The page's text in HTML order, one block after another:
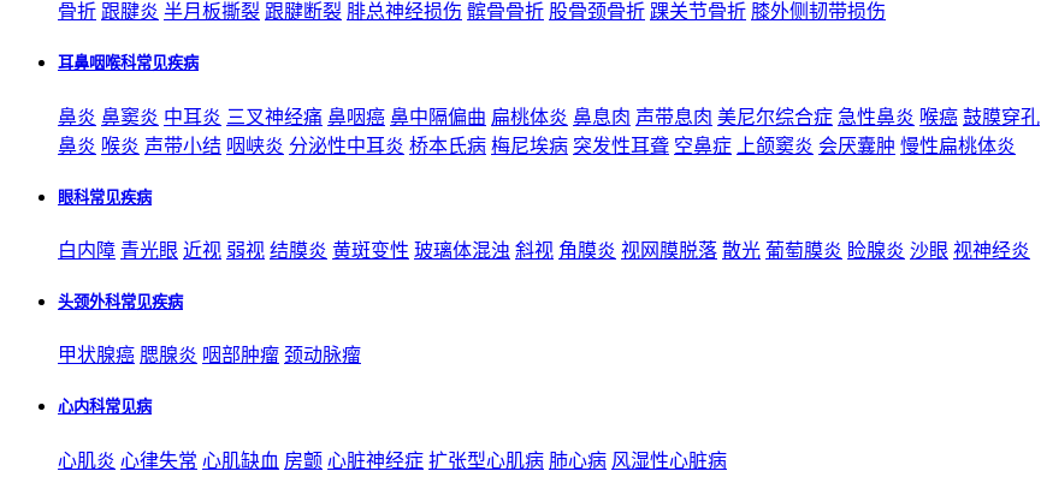
骨折 跟腱炎 半月板撕裂 跟腱断裂 腓总神经损伤 髌骨骨折 股骨颈骨折 踝关节骨折 膝外侧韧带损伤
耳鼻咽喉科常见疾病
鼻炎 鼻窦炎 中耳炎 三叉神经痛 鼻咽癌 鼻中隔偏曲 扁桃体炎 鼻息肉 声带息肉 美尼尔综合症 急性鼻炎 喉癌 鼓膜穿孔
鼻炎 喉炎 声带小结 咽峡炎 分泌性中耳炎 桥本氏病 梅尼埃病 突发性耳聋 空鼻症 上颌窦炎 会厌囊肿 慢性扁桃体炎
眼科常见疾病
白内障 青光眼 近视 弱视 结膜炎 黄斑变性 玻璃体混浊 斜视 角膜炎 视网膜脱落 散光 葡萄膜炎 睑腺炎 沙眼 视神经炎
头颈外科常见疾病
甲状腺癌 腮腺炎 咽部肿瘤 颈动脉瘤
心内科常见病
心肌炎 心律失常 心肌缺血 房颤 心脏神经症 扩张型心肌病 肺心病 风湿性心脏病